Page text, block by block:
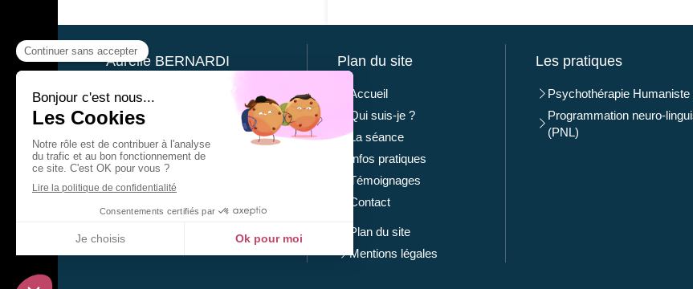
Aurélie BERNARDI
Aurélie Bernardi
P sychopraticienne-
Thérapeute à Lourdes
Psychothérapie, programmation
neuro-linguistique (PNL)...
n'hésitez pas à la contacter pour
tout renseignement ou toute
prise de rendez-vous.
Plan du site
Accueil
Qui suis-je ?
La séance
Infos pratiques
Témoignages
Contact
Plan du site
Mentions légales
Les pratiques
Psychothérapie Humaniste
Programmation neuro-
(PNL)